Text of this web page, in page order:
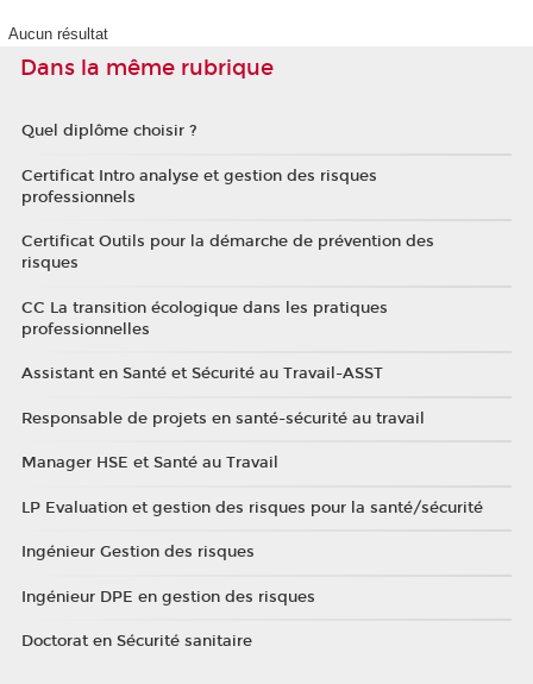
Aucun résultat
Dans la même rubrique
Quel diplôme choisir ?
Certificat Intro analyse et gestion des risques
professionnels
Certificat Outils pour la démarche de prévention des
risques
CC La transition écologique dans les pratiques
professionnelles
Assistant en Santé et Sécurité au Travail-ASST
Responsable de projets en santé-sécurité au travail
Manager HSE et Santé au Travail
LP Evaluation et gestion des risques pour la santé/sécurité
Ingénieur Gestion des risques
Ingénieur DPE en gestion des risques
Doctorat en Sécurité sanitaire